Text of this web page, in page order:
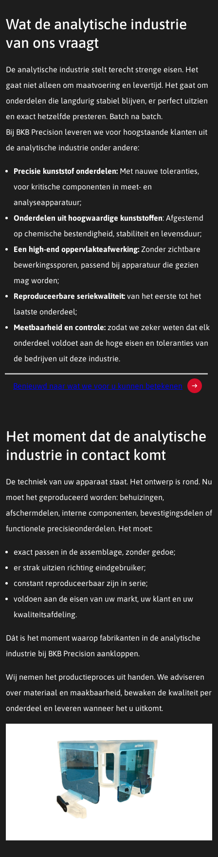
Wat de analytische industrie
van ons vraagt
De analytische industrie stelt terecht strenge eisen. Het
gaat niet alleen om maatvoering en levertijd. Het gaat om
onderdelen die langdurig stabiel blijven, er perfect uitzien
en exact hetzelfde presteren. Batch na batch.
Bij BKB Precision leveren we voor hoogstaande klanten uit
de analytische industrie onder andere:
Precisie kunststof onderdelen: Met nauwe toleranties,
voor kritische componenten in meet- en
analyseapparatuur;
Onderdelen uit hoogwaardige kunststoffen: Afgestemd
op chemische bestendigheid, stabiliteit en levensduur;
Een high-end oppervlakteafwerking: Zonder zichtbare
bewerkingssporen, passend bij apparatuur die gezien
mag worden;
Reproduceerbare seriekwaliteit: van het eerste tot het
laatste onderdeel;
Meetbaarheid en controle: zodat we zeker weten dat elk
onderdeel voldoet aan de hoge eisen en toleranties van
de bedrijven uit deze industrie.
Benieuwd naar wat we voor u kunnen betekenen
Het moment dat de analytische
industrie in contact komt
De techniek van uw apparaat staat. Het ontwerp is rond. Nu
moet het geproduceerd worden: behuizingen,
afschermdelen, interne componenten, bevestigingsdelen of
functionele precisieonderdelen. Het moet:
exact passen in de assemblage, zonder gedoe;
er strak uitzien richting eindgebruiker;
constant reproduceerbaar zijn in serie;
voldoen aan de eisen van uw markt, uw klant en uw
kwaliteitsafdeling.
Dát is het moment waarop fabrikanten in de analytische
industrie bij BKB Precision aankloppen.
Wij nemen het productieproces uit handen. We adviseren
over materiaal en maakbaarheid, bewaken de kwaliteit per
onderdeel en leveren wanneer het u uitkomt.